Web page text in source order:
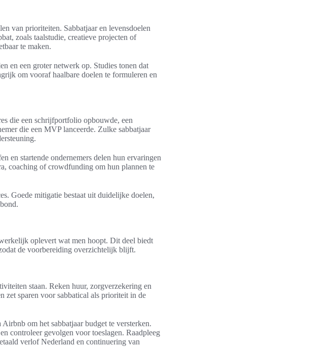
van prioriteiten. Sabbatjaar en levensdoelen
zoals taalstudie, creatieve projecten of
te maken.
en een groter netwerk op. Studies tonen dat
om vooraf haalbare doelen te formuleren en
die een schrijfportfolio opbouwde, een
die een MVP lanceerde. Zulke sabbatjaar
en startende ondernemers delen hun ervaringen
coaching of crowdfunding om hun plannen te
Goede mitigatie bestaat uit duidelijke doelen,
oplevert wat men hoopt. Dit deel biedt
de voorbereiding overzichtelijk blijft.
staan. Reken huur, zorgverzekering en
zet sparen voor sabbatical als prioriteit in de
om het sabbatjaar budget te versterken.
controleer gevolgen voor toeslagen. Raadpleeg
verlof Nederland en continuering van